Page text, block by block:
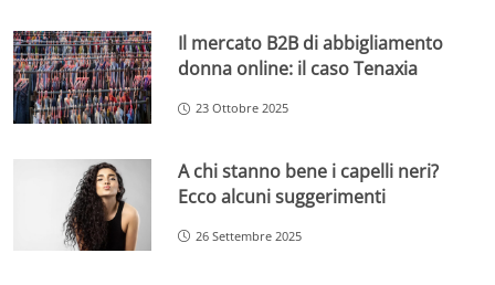
Il mercato B2B di abbigliamento
donna online: il caso Tenaxia
23 Ottobre 2025
A chi stanno bene i capelli neri?
Ecco alcuni suggerimenti
26 Settembre 2025